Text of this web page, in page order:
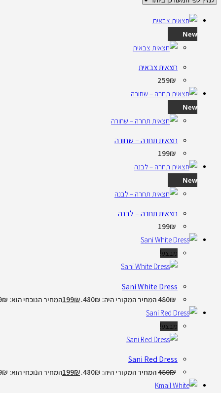
New
חצאית צבאית
259₪
New
חצאית תחרה – שחורה
199₪
New
חצאית תחרה – לבנה
199₪
מבצע!
Sani White Dress
480₪ המחיר המקורי היה: 480₪. 199₪ המחיר הנוכחי הוא: 199₪.
מבצע!
Sani Red Dress
480₪ המחיר המקורי היה: 480₪. 199₪ המחיר הנוכחי הוא: 199₪.